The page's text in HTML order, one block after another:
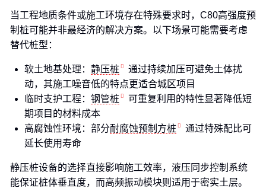
当工程地质条件或施工环境存在特殊要求时，C80高强度预
制桩可能并非最经济的解决方案。以下场景可能需要考虑
替代桩型：
软土地基处理： 静压桩
通过持续加压可避免土体扰
动，其施工噪音低的特点更适合城区项目
临时支护工程： 钢管桩
可重复利用的特性显著降低短
期项目的材料成本
高腐蚀性环境：部分耐腐蚀预制方桩
通过特殊配比可
延长使用寿命
静压桩设备的选择直接影响施工效率，液压同步控制系统
能保证桩体垂直度，而高频振动模块则适用于密实土层。